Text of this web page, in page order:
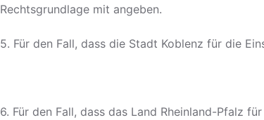
Rechtsgrundlage mit angeben.
5. Für den Fall, dass die Stadt Koblenz für die
6. Für den Fall, dass das Land Rheinland-Pfalz